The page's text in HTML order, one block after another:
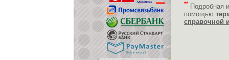
** Подробная
помощью
справочной